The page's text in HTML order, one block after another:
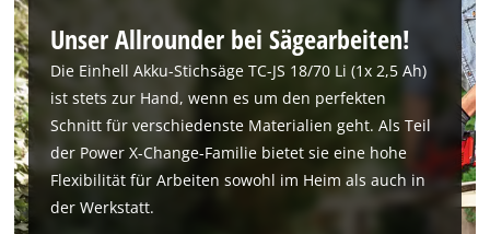
Unser Allrounder bei Sägearbeiten!
Die Einhell Akku-Stichsäge TC-JS 18/70 Li (1x 2,5 Ah)
ist stets zur Hand, wenn es um den perfekten
Schnitt für verschiedenste Materialien geht. Als Teil
der Power X-Change-Familie bietet sie eine hohe
Flexibilität für Arbeiten sowohl im Heim als auch in
der Werkstatt.